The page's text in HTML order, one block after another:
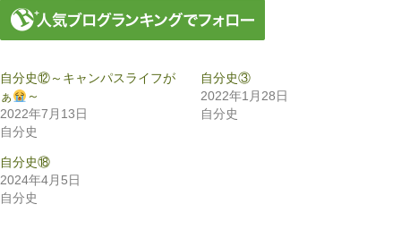
自分史⑫～キャンパスライフが
ぁ
～
2022年7月13日
自分史
自分史③
2022年1月28日
自分史
自分史⑱
2024年4月5日
自分史